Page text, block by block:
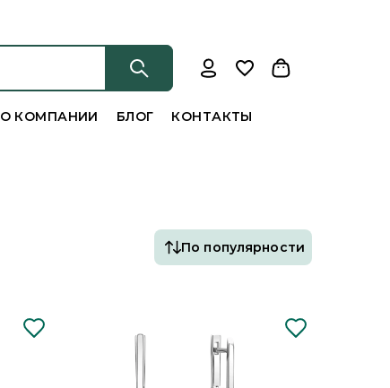
О КОМПАНИИ БЛОГ КОНТАКТЫ
По популярности